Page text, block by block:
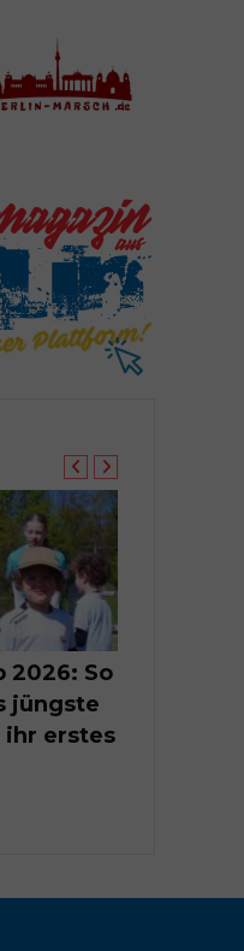
2026: So
jüngste
ihr erstes